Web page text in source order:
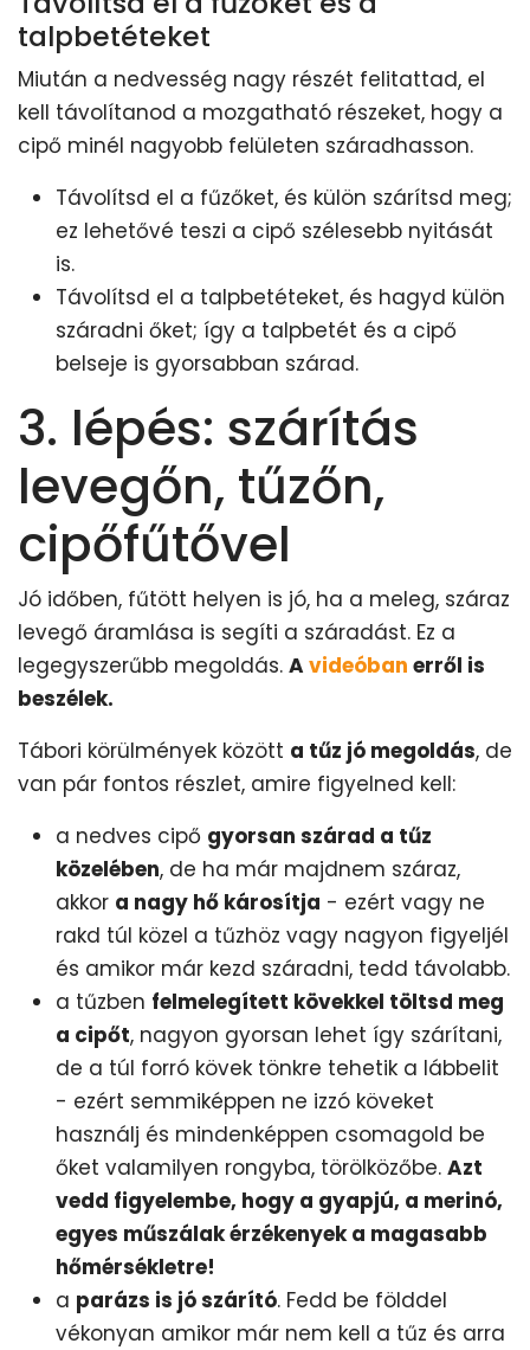
talpbetéteket
Miután a nedvesség nagy részét felitattad, el
kell távolítanod a mozgatható részeket, hogy a
cipő minél nagyobb felületen száradhasson.
Távolítsd el a fűzőket, és külön szárítsd meg;
ez lehetővé teszi a cipő szélesebb nyitását
is.
Távolítsd el a talpbetéteket, és hagyd külön
száradni őket; így a talpbetét és a cipő
belseje is gyorsabban szárad.
3. lépés: szárítás
levegőn, tűzőn,
cipőfűtővel
Jó időben, fűtött helyen is jó, ha a meleg, száraz
levegő áramlása is segíti a száradást. Ez a
legegyszerűbb megoldás. A videóban erről is
beszélek.
Tábori körülmények között a tűz jó megoldás, de
van pár fontos részlet, amire figyelned kell:
a nedves cipő gyorsan szárad a tűz
közelében, de ha már majdnem száraz,
akkor a nagy hő károsítja - ezért vagy ne
rakd túl közel a tűzhöz vagy nagyon figyeljél
és amikor már kezd száradni, tedd távolabb.
a tűzben felmelegített kövekkel töltsd meg
a cipőt, nagyon gyorsan lehet így szárítani,
de a túl forró kövek tönkre tehetik a lábbelit
- ezért semmiképpen ne izzó köveket
használj és mindenképpen csomagold be
őket valamilyen rongyba, törölközőbe. Azt
vedd figyelembe, hogy a gyapjú, a merinó,
egyes műszálak érzékenyek a magasabb
hőmérsékletre!
a parázs is jó szárító. Fedd be földdel
vékonyan amikor már nem kell a tűz és arra